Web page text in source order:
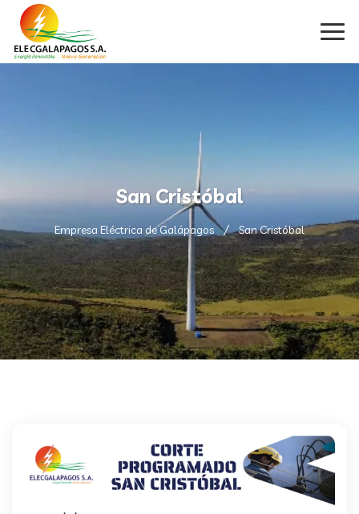
San Cristóbal
Empresa Eléctrica de Galápagos San Cristóbal